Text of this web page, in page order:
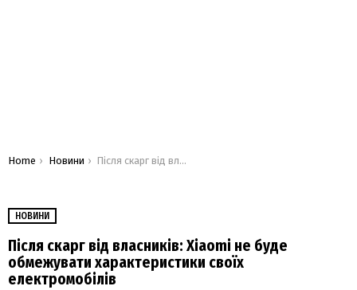
You are here:
Home Новини Після скарг від власників: Xiaomi не буде обмежувати характеристики своїх електромобілів
НОВИНИ
Після скарг від власників: Xiaomi не буде
обмежувати характеристики своїх
електромобілів